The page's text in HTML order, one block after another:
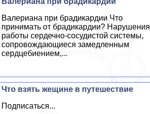
Валериана при брадикардии Что
принимать от брадикардии? Нарушения
работы сердечно-сосудистой системы,
сопровождающиеся замедленным
сердцебиением,...
Что взять жещине в путешествие
Подписаться...